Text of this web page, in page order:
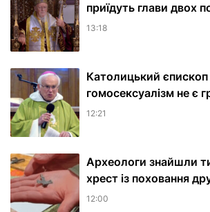
приїдуть глави двох
13:18
Католицький
гомосексуалізм не є
12:21
Археологи знайшли
хрест із поховання
12:00